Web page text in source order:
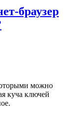
браузер
можно
куча ключей